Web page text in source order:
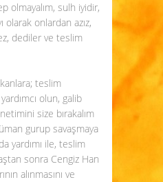
olmayalım, sulh iyidir,
olarak onlardan azız,
dediler ve teslim
teslim
olun, galib
size bırakalım
gurup savaşmaya
yardımı ile, teslim
sonra Cengiz Han
alınmasını ve